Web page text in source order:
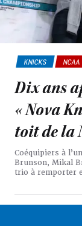
KNICKS NCAA
Dix ans
« Nova
toit de la
Coéquipiers à
Brunson, Mikal
trio à remporter